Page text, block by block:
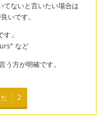
てないと言いたい場合は
いです。
」
など
方が明確です。
2